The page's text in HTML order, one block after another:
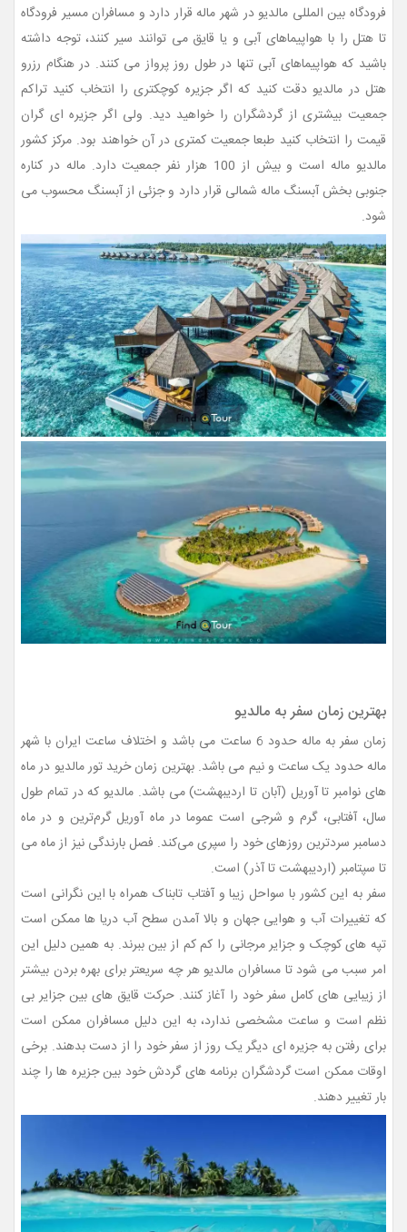
فرودگاه بین المللی مالدیو در شهر ماله قرار دارد و مسافران مسیر فرودگاه
تا هتل را با هواپیماهای آبی و یا قایق می توانند سیر کنند، توجه داشته
باشید که هواپیماهای آبی تنها در طول روز پرواز می کنند. در هنگام رزرو
هتل در مالدیو دقت کنید که اگر جزیره کوچکتری را انتخاب کنید تراکم
جمعیت بیشتری از گردشگران را خواهید دید. ولی اگر جزیره ای گران
قیمت را انتخاب کنید طبعا جمعیت کمتری در آن خواهند بود. مرکز کشور
مالدیو ماله است و بیش از 100 هزار نفر جمعیت دارد. ماله در کناره
جنوبی بخش آبسنگ ماله شمالی قرار دارد و جزئی از آبسنگ محسوب می
شود.
بهترین زمان سفر به مالدیو
زمان سفر به ماله حدود 6 ساعت می باشد و اختلاف ساعت ایران با شهر
ماله حدود یک ساعت و نیم می باشد. بهترین زمان خرید تور مالدیو در ماه
های نوامبر تا آوریل (آبان تا اردیبهشت) می باشد. مالدیو که در تمام طول
سال، آفتابی، گرم و شرجی است عموما در ماه آوریل گرم‌ترین و در ماه
دسامبر سردترین روزهای خود را سپری می‌کند. فصل بارندگی نیز از ماه می
تا سپتامبر (اردیبهشت تا آذر) است.
سفر به این کشور با سواحل زیبا و آفتاب تابناک همراه با این نگرانی است
که تغییرات آب و هوایی جهان و بالا آمدن سطح آب دریا ها ممکن است
تپه های کوچک و جزایر مرجانی را کم کم از بین ببرند. به همین دلیل این
امر سبب می شود تا مسافران مالدیو هر چه سریعتر برای بهره بردن بیشتر
از زیبایی های کامل سفر خود را آغاز کنند. حرکت قایق های بین جزایر بی
نظم است و ساعت مشخصی ندارد، به این دلیل مسافران ممکن است
برای رفتن به جزیره ای دیگر یک روز از سفر خود را از دست بدهند. برخی
اوقات ممکن است گردشگران برنامه های گردش خود بین جزیره ها را چند
بار تغییر دهند.